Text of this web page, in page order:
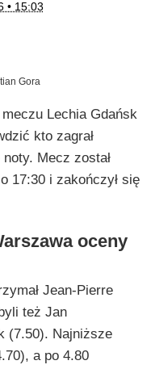
• 15:03
Gora
Lechia Gdańsk
kto zagrał
Mecz został
17:30 i zakończył się
oceny
Jean-Pierre
też Jan
(7.50). Najniższe
a po 4.80